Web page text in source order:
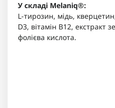
У складі Melaniq®:
L-тирозин, мідь,
D3, вітамін B12, екстракт
фолієва кислота.